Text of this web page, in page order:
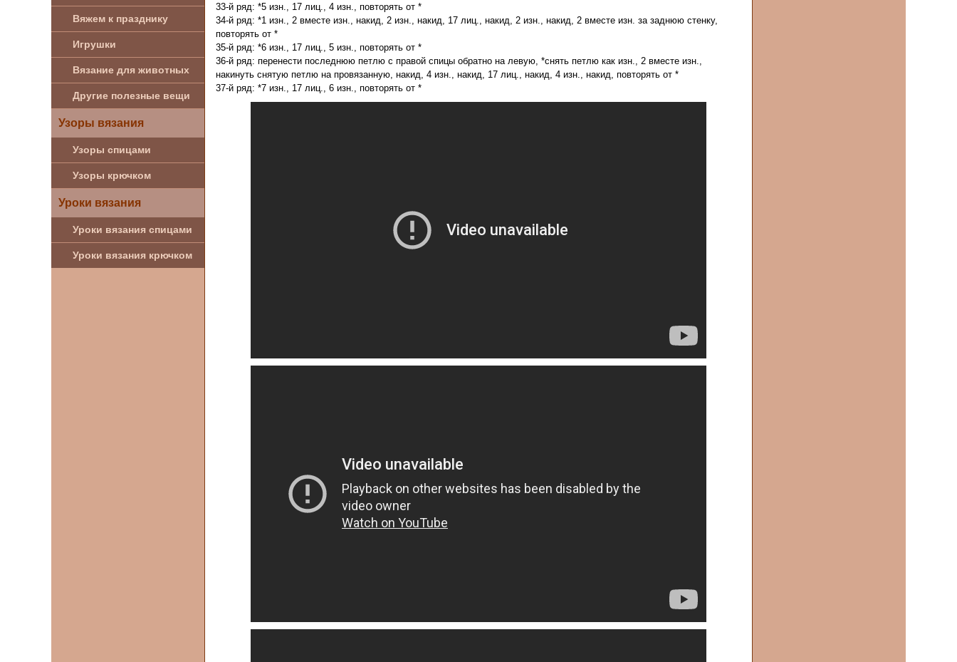
Вяжем к празднику
Игрушки
Вязание для животных
Другие полезные вещи
Узоры вязания
Узоры спицами
Узоры крючком
Уроки вязания
Уроки вязания спицами
Уроки вязания крючком
33-й ряд: *5 изн., 17 лиц., 4 изн., повторять от *
34-й ряд: *1 изн., 2 вместе изн., накид, 2 изн., накид, 17 лиц., накид, 2 изн., накид, 2 вместе изн. за заднюю стенку,
повторять от *
35-й ряд: *6 изн., 17 лиц., 5 изн., повторять от *
36-й ряд: перенести последнюю петлю с правой спицы обратно на левую, *снять петлю как изн., 2 вместе изн.,
накинуть снятую петлю на провязанную, накид, 4 изн., накид, 17 лиц., накид, 4 изн., накид, повторять от *
37-й ряд: *7 изн., 17 лиц., 6 изн., повторять от *